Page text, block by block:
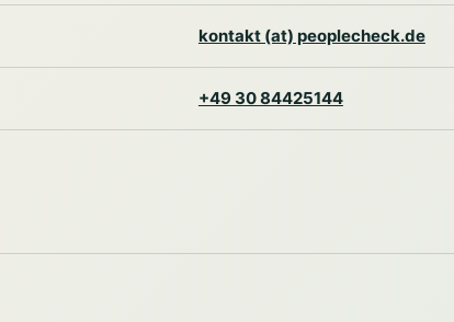
kontakt (at) peoplecheck.de
+49 30 84425144